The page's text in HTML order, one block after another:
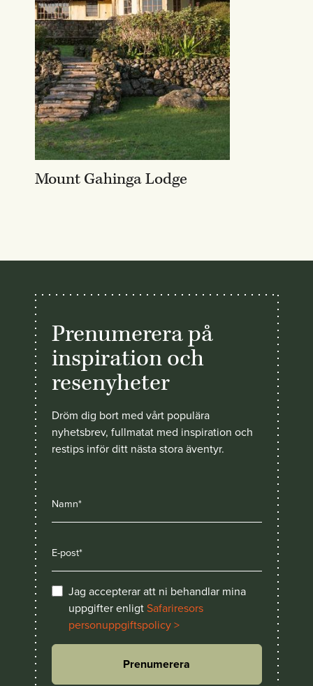
Mount Gahinga Lodge
Prenumerera på
inspiration och
resenyheter
Dröm dig bort med vårt populära
nyhetsbrev, fullmatat med inspiration och
restips inför ditt nästa stora äventyr.
Jag accepterar att ni behandlar mina
uppgifter enligtSafariresors
personuppgiftspolicy >
Prenumerera